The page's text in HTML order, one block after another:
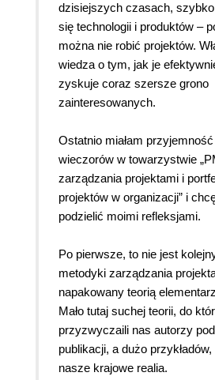
dzisiejszych czasach,
się technologii i produktów –
można nie robić projektów.
wiedza o tym, jak je
zyskuje coraz szersze grono
zainteresowanych.
Ostatnio miałam
wieczorów w towarzystwie
zarządzania projektami i
projektów w organizacji” i
podzielić moimi refleksjami.
Po pierwsze, to nie jest
metodyki zarządzania
napakowany teorią
Mało tutaj suchej teorii, do
przyzwyczaili nas autorzy
publikacji, a dużo
nasze krajowe realia.